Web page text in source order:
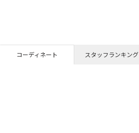
コーディネート スタッフランキング